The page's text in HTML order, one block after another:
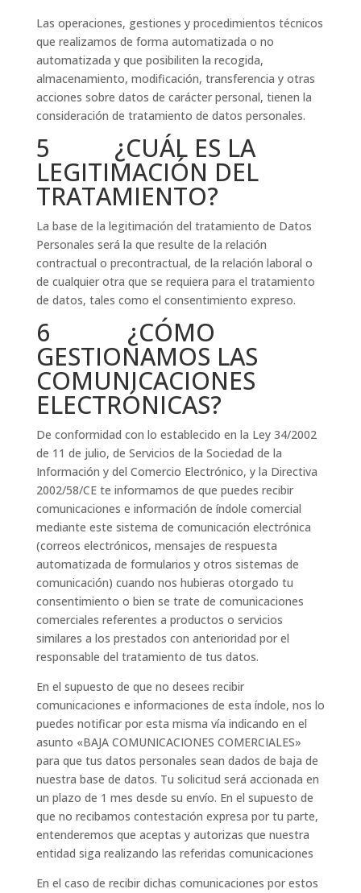
Las operaciones, gestiones y procedimientos técnicos
que realizamos de forma automatizada o no
automatizada y que posibiliten la recogida,
almacenamiento, modificación, transferencia y otras
acciones sobre datos de carácter personal, tienen la
consideración de tratamiento de datos personales.
5 ¿CUÁL ES LA
LEGITIMACIÓN DEL
TRATAMIENTO?
La base de la legitimación del tratamiento de Datos
Personales será la que resulte de la relación
contractual o precontractual, de la relación laboral o
de cualquier otra que se requiera para el tratamiento
de datos, tales como el consentimiento expreso.
6 ¿CÓMO
GESTIONAMOS LAS
COMUNICACIONES
ELECTRÓNICAS?
De conformidad con lo establecido en la Ley 34/2002
de 11 de julio, de Servicios de la Sociedad de la
Información y del Comercio Electrónico, y la Directiva
2002/58/CE te informamos de que puedes recibir
comunicaciones e información de índole comercial
mediante este sistema de comunicación electrónica
(correos electrónicos, mensajes de respuesta
automatizada de formularios y otros sistemas de
comunicación) cuando nos hubieras otorgado tu
consentimiento o bien se trate de comunicaciones
comerciales referentes a productos o servicios
similares a los prestados con anterioridad por el
responsable del tratamiento de tus datos.
En el supuesto de que no desees recibir
comunicaciones e informaciones de esta índole, nos lo
puedes notificar por esta misma vía indicando en el
asunto «BAJA COMUNICACIONES COMERCIALES»
para que tus datos personales sean dados de baja de
nuestra base de datos. Tu solicitud será accionada en
un plazo de 1 mes desde su envío. En el supuesto de
que no recibamos contestación expresa por tu parte,
entenderemos que aceptas y autorizas que nuestra
entidad siga realizando las referidas comunicaciones
En el caso de recibir dichas comunicaciones por estos